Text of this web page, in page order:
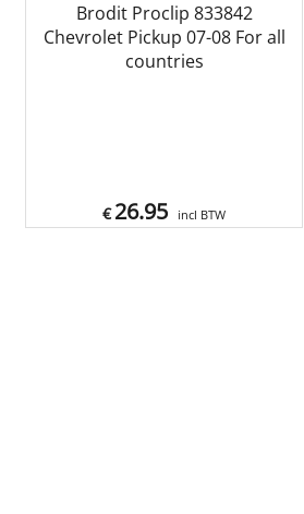
Brodit Proclip 833842
Chevrolet Pickup 07-08 For all
countries
€ 26.95 incl BTW